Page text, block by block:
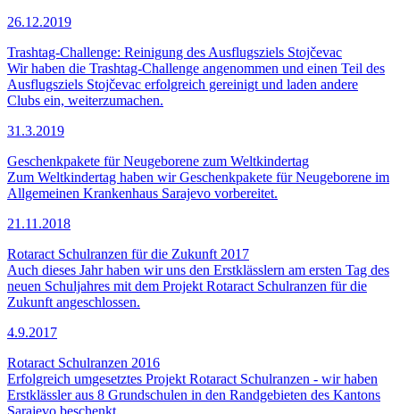
26.12.2019
Trashtag-Challenge: Reinigung des Ausflugsziels Stojčevac
Wir haben die Trashtag-Challenge angenommen und einen Teil des
Ausflugsziels Stojčevac erfolgreich gereinigt und laden andere
Clubs ein, weiterzumachen.
31.3.2019
Geschenkpakete für Neugeborene zum Weltkindertag
Zum Weltkindertag haben wir Geschenkpakete für Neugeborene im
Allgemeinen Krankenhaus Sarajevo vorbereitet.
21.11.2018
Rotaract Schulranzen für die Zukunft 2017
Auch dieses Jahr haben wir uns den Erstklässlern am ersten Tag des
neuen Schuljahres mit dem Projekt Rotaract Schulranzen für die
Zukunft angeschlossen.
4.9.2017
Rotaract Schulranzen 2016
Erfolgreich umgesetztes Projekt Rotaract Schulranzen - wir haben
Erstklässler aus 8 Grundschulen in den Randgebieten des Kantons
Sarajevo beschenkt.